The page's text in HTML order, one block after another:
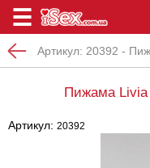
Артикул: 20392 -
Пижама Livia
Артикул: 20392